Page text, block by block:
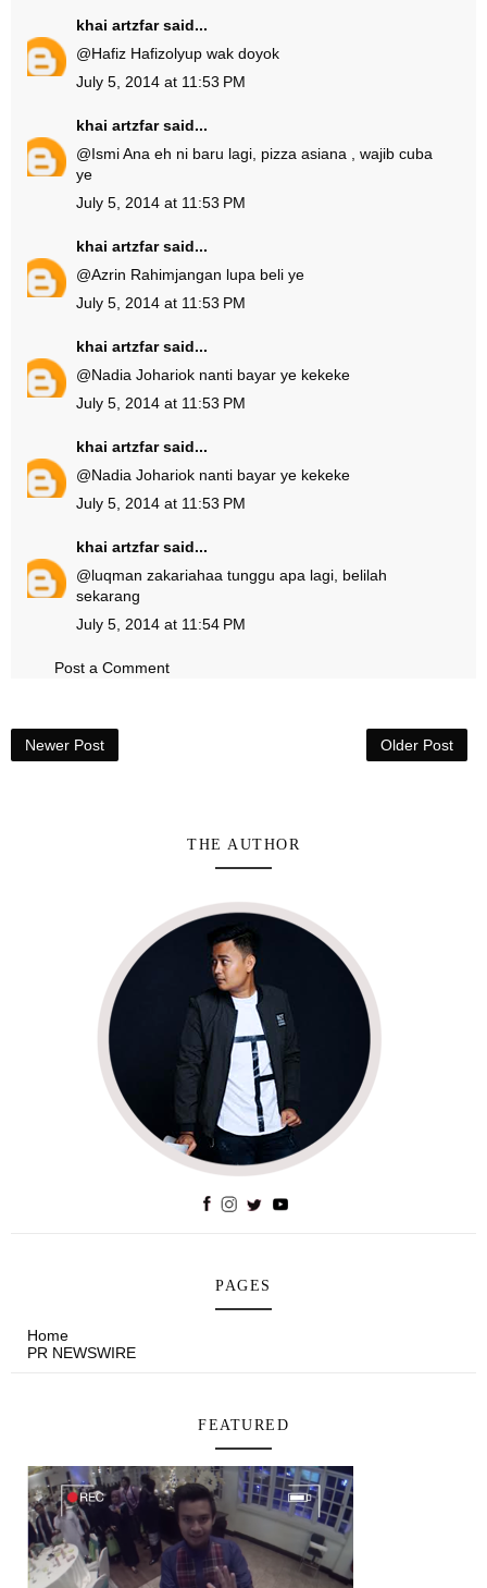
khai artzfarsaid...
@Hafiz Hafizolyup wak doyok
July 5, 2014 at 11:53 PM
khai artzfarsaid...
@Ismi Ana eh ni baru lagi, pizza asiana , wajib cuba
ye
July 5, 2014 at 11:53 PM
khai artzfarsaid...
@Azrin Rahimjangan lupa beli ye
July 5, 2014 at 11:53 PM
khai artzfarsaid...
@Nadia Johariok nanti bayar ye kekeke
July 5, 2014 at 11:53 PM
khai artzfarsaid...
@Nadia Johariok nanti bayar ye kekeke
July 5, 2014 at 11:53 PM
khai artzfarsaid...
@luqman zakariahaa tunggu apa lagi, belilah
sekarang
July 5, 2014 at 11:54 PM
Post a Comment
Newer Post Older Post
THE AUTHOR
PAGES
Home
PR NEWSWIRE
FEATURED